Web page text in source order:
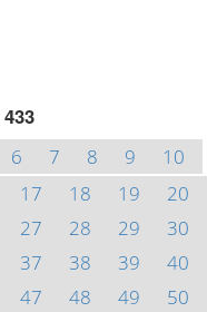
433
6 7 8 9
10
17 18 19
20
27 28 29
30
37 38 39
40
47 48 49
50